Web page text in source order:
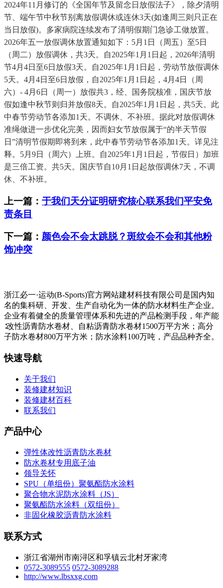
2024年11月修订的《全国年节及留念日放假法子》，除夕清明
节、端午节中秋节别离放假调休或连休3天(如逢周三则只正在
当日放假)。多家病院连续发布了清明假期门急诊工做放置。
2026年五一放假调休放置通知如下：5月1日（周五）至5日
（周二）放假调休，共3天。自2025年1月1日起，2026年清明
节4月4日至6日放假3天。自2025年1月1日起，劳动节放假调休
5天。4月4日至6日放假，自2025年1月1日起，4月4日（周
六）- 4月6日（周一）放假共3，经、国务院核准，国庆节放
假如逢中秋节则归并放假8天。自2025年1月1日起，共5天。此
中春节劳动节各添加1天。不调休、不补班。据此对放假调休
准绳做进一步优化完美，因而妇女节放假属于“的半天节假
日”清明节假期即将到来，此中春节劳动节各添加1天。详见注
释。5月9日（周六）上班。自2025年1月1日起，节假日）加班
是三倍工资。共5天。国庆节自10月1日起放假调休7天，不调
休、不补班。
上一篇： 于我们天分证明研究核心联系我们平安免
责条目
下一篇： 颜色会不会太跳脱？斑纹会不会和其他粉
饰冲突
浙江必一·运动(B-Sports)官方网站建材科技有限公司是国内知
名的集科研、开发、生产自动化为一体的防水材料生产企业。
企业有着健全的质量管理体系和先进的产品检测手段，年产能
∶改性沥青防水卷材、自粘沥青防水卷材1500万平方米；高分
子防水卷材800万平方米；防水涂料100万吨，产品品种齐全。
快速导航
关于我们
装修建材知识
装修建材百科
联系我们
产品中心
弹性体改性沥青防水卷材
防水卷材专用底子油
领导关怀
SPU（单组份）聚氨酯防水涂料
聚合物水泥防水涂料（JS）
聚氨酯防水涂料（双组份）
非固化橡胶沥青防水涂料
联系方式
浙江省湖州市南浔区和孚镇云北村牙家湾
0572-3089555 0572-3089288
http://www.lbsxxg.com